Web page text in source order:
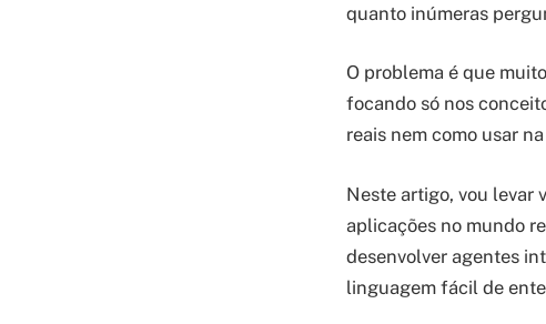
quanto inúmeras
O problema é que
focando só nos
reais nem como usar
Neste artigo, vou levar
aplicações no mundo
desenvolver agentes
linguagem fácil de